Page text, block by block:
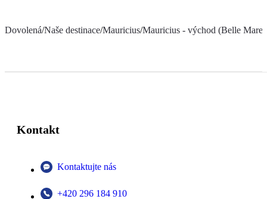
Dovolená/Naše destinace/Mauricius/Mauricius - východ (Belle Mare
Kontakt
Kontaktujte nás
+420 296 184 910